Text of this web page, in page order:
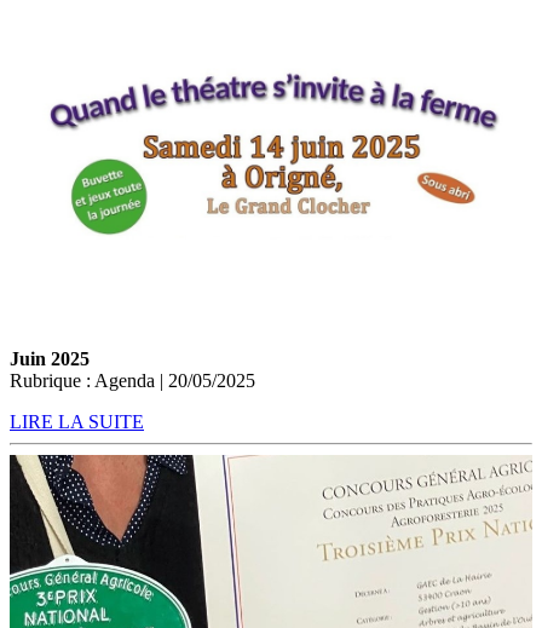
Juin 2025
Rubrique : Agenda | 20/05/2025
LIRE LA SUITE